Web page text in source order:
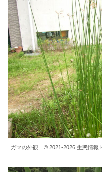
ガマの外観｜© 2021-2026 生態情報